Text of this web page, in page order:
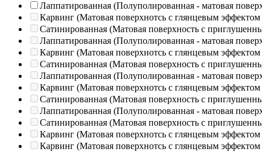
Лаппатированная (Полуполированная - матовая
Карвинг (Матовая поверхнотсь с глянцевым эффектом
Сатинированная (Матовая поверхность с
Лаппатированная (Полуполированная - матовая
Карвинг (Матовая поверхнотсь с глянцевым эффектом
Сатинированная (Матовая поверхность с
Лаппатированная (Полуполированная - матовая
Карвинг (Матовая поверхнотсь с глянцевым эффектом
Сатинированная (Матовая поверхность с
Лаппатированная (Полуполированная - матовая
Сатинированная (Матовая поверхность с
Карвинг (Матовая поверхнотсь с глянцевым эффектом
Карвинг (Матовая поверхнотсь с глянцевым эффектом